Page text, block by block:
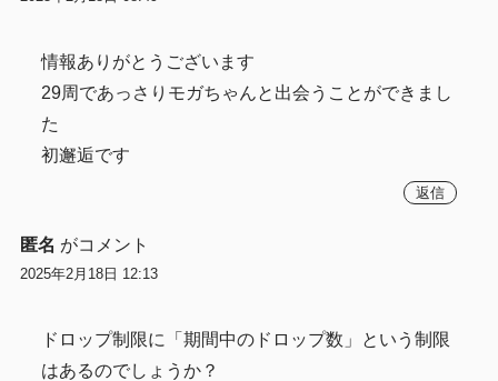
情報ありがとうございます
29周であっさりモガちゃんと出会うことができまし
た
初邂逅です
返信
匿名 がコメント
2025年2月18日 12:13
ドロップ制限に「期間中のドロップ数」という制限
はあるのでしょうか？